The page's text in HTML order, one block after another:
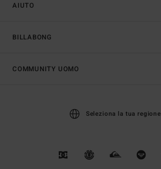
AIUTO
BILLABONG
COMMUNITY UOMO
Seleziona la tua regione